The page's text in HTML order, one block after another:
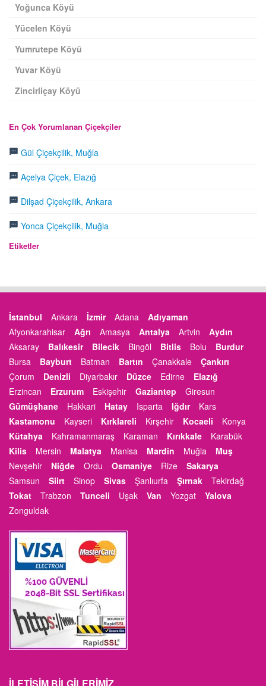
Yoğunca Köyü
Yücelen Köyü
Yumrutepe Köyü
Yuvar Köyü
Zincirliçay Köyü
En Çok Yorumlanan Çiçekçiler
Gül Çiçekçilik, Muğla
Açelya Çiçek, Elazığ
Dilşad Çiçekçilik, Ankara
Yonca Çiçekçilik, Muğla
Etiketler
İstanbul Ankara İzmir Adana
Adıyaman
Afyonkarahisar
Ağrı Amasya Antalya Artvin
Aydın
Aksaray
Balıkesir Bilecik Bingöl Bitlis Bolu
Burdur
Bursa
Bayburt Batman Bartın Çanakkale
Çankırı
Çorum
Denizli Diyarbakır Düzce Edirne
Elazığ
Erzincan
Erzurum Eskişehir Gaziantep
Giresun
Gümüşhane
Hakkari Hatay Isparta Iğdır
Kars
Kastamonu
Kayseri Kırklareli Kırşehir Kocaeli
Konya
Kütahya
Kahramanmaraş Karaman Kırıkkale
Karabük
Kilis
Mersin Malatya Manisa Mardin Muğla
Muş
Nevşehir
Niğde Ordu Osmaniye Rize
Sakarya
Samsun
Siirt Sinop Sivas Şanlıurfa Şırnak
Tekirdağ
Tokat
Trabzon Tunceli Uşak Van Yozgat
Yalova
Zonguldak